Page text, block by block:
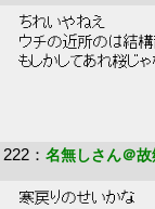
ちれいやねえ
ウチの近所のは結構
もしかしてあれ桜じ
222 ： 名無しさん＠故
寒戻りのせいかな